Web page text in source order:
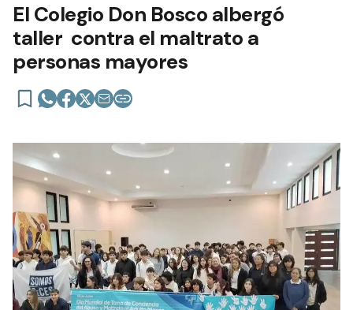
El Colegio Don Bosco albergó
taller contra el maltrato a
personas mayores